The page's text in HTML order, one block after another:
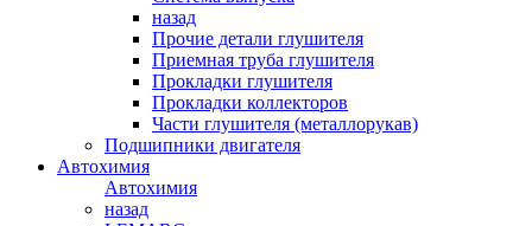
назад
Прочие детали глушителя
Приемная труба глушителя
Прокладки глушителя
Прокладки коллекторов
Части глушителя (металлорукав)
Подшипники двигателя
Автохимия
Автохимия
назад